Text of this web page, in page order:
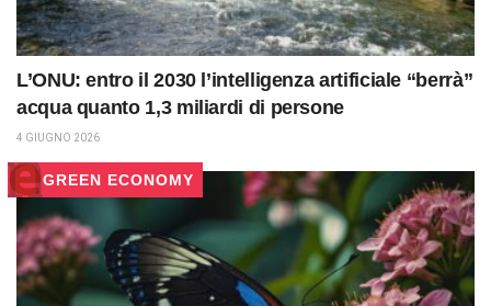
L’ONU: entro il 2030 l’intelligenza artificiale “berrà”
acqua quanto 1,3 miliardi di persone
4 GIUGNO 2026
GREEN ECONOMY